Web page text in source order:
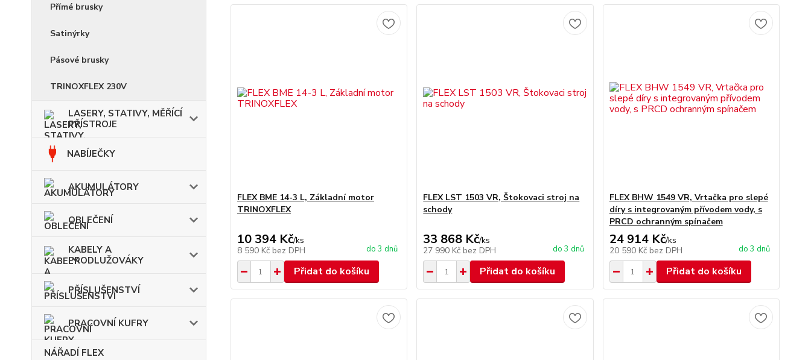
Přímé brusky
Satinýrky
Pásové brusky
TRINOXFLEX 230V
LASERY, STATIVY, MĚŘÍCÍ
PŘÍSTROJE
NABÍJEČKY
AKUMULÁTORY
OBLEČENÍ
KABELY A
PRODLUŽOVÁKY
PŘÍSLUŠENSTVÍ
PRACOVNÍ KUFRY
NÁŘADÍ FLEX
FLEX BME 14-3 L, Základní motor
TRINOXFLEX
10 394 Kč/ks
8 590 Kč bez DPH do 3 dnů
Přidat do košíku
FLEX LST 1503 VR, Štokovaci stroj na
schody
33 868 Kč/ks
27 990 Kč bez DPH do 3 dnů
Přidat do košíku
FLEX BHW 1549 VR, Vrtačka pro slepé
díry s integrovaným přívodem vody, s
PRCD ochranným spínačem
24 914 Kč/ks
20 590 Kč bez DPH do 3 dnů
Přidat do košíku